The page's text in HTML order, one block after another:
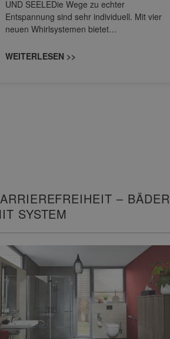
UND SEELEDie Wege zu echter
Entspannung sind sehr individuell. Mit vier
neuen Whirlsystemen bietet…
WEITERLESEN >>
– BÄDER
SYSTEM